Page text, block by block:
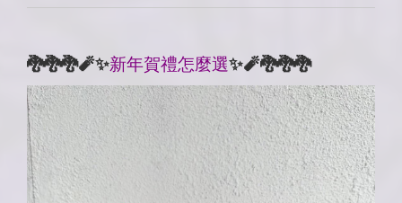
🐉🐉🐉🧨✨新年賀禮怎麼選✨🧨🐉🐉🐉